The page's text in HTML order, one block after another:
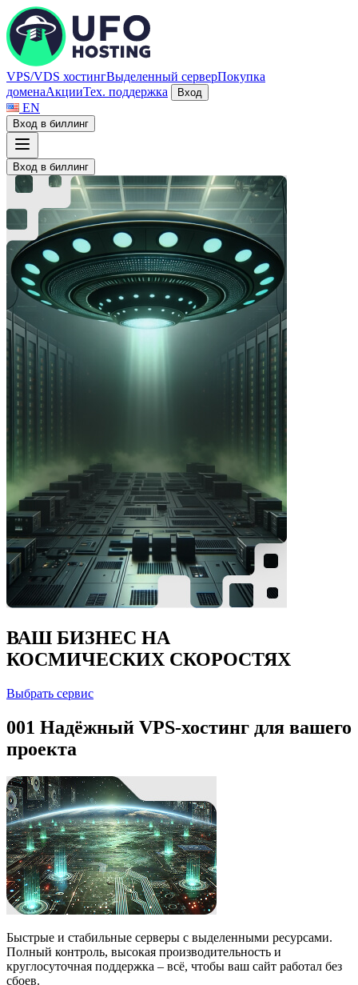
VPS/VDS хостингВыделенный серверПокупка
доменаАкцииТех. поддержка Вход
EN
Вход в биллинг
Вход в биллинг
ВАШ БИЗНЕС НА
КОСМИЧЕСКИХ СКОРОСТЯХ
Выбрать сервис
001 Надёжный VPS-хостинг для вашего
проекта
Быстрые и стабильные серверы с выделенными ресурсами.
Полный контроль, высокая производительность и
круглосуточная поддержка – всё, чтобы ваш сайт работал без
сбоев.